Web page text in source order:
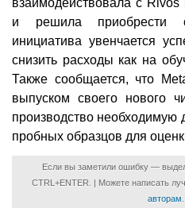
и решила приобрести
инициатива увенчается
снизить расходы как на
Также сообщается, что
выпуском своего нового
производство необходимую
пробных образцов для
Если вы заметили ошибку —
CTRL+ENTER. | Можете написать
авторам